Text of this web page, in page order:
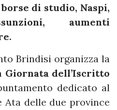
di studio, Naspi,
aumenti
Brindisi organizza la
Giornata dell’Iscritto
dedicato al
Ata delle due province